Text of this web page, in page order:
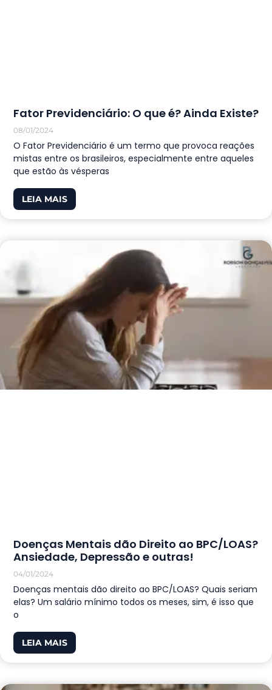
Fator Previdenciário: O que é? Ainda Existe?
08/01/2024
O Fator Previdenciário é um termo que provoca reações
mistas entre os brasileiros, especialmente entre aqueles
que estão às vésperas
LEIA MAIS
Doenças Mentais dão Direito ao BPC/LOAS?
Ansiedade, Depressão e outras!
04/01/2024
Doenças mentais dão direito ao BPC/LOAS? Quais seriam
elas? Um salário mínimo todos os meses, sim, é isso que
o
LEIA MAIS